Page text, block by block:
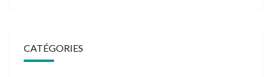
CATÉGORIES